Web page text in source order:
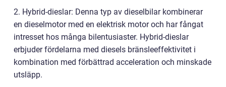
2. Hybrid-dieslar: Denna typ av dieselbilar kombinerar
en dieselmotor med en elektrisk motor och har fångat
intresset hos många bilentusiaster. Hybrid-dieslar
erbjuder fördelarna med diesels bränsleeffektivitet i
kombination med förbättrad acceleration och minskade
utsläpp.